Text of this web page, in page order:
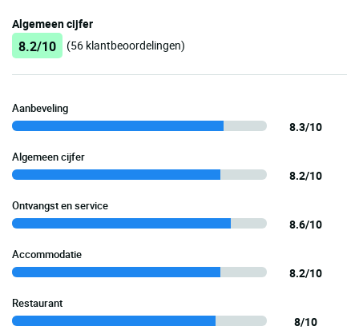
Algemeen cijfer
8.2/10 (56 klantbeoordelingen)
Aanbeveling
8.3/10
Algemeen cijfer
8.2/10
Ontvangst en service
8.6/10
Accommodatie
8.2/10
Restaurant
8/10